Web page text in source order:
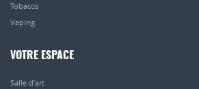
Tobacco
Vaping
VOTRE ESPACE
Salle d’art